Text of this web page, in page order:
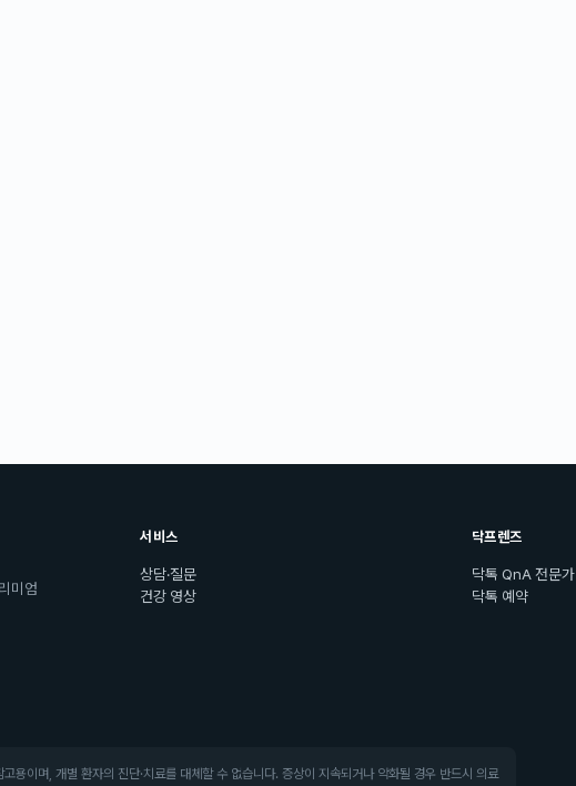
미엄
서비스
상담·질문
건강 영상
닥프렌즈
닥톡 QnA 전문가
닥톡 예약
용이며, 개별 환자의 진단·치료를 대체할 수 없습니다. 증상이 지속되거나 악화될 경우 반드시 의료